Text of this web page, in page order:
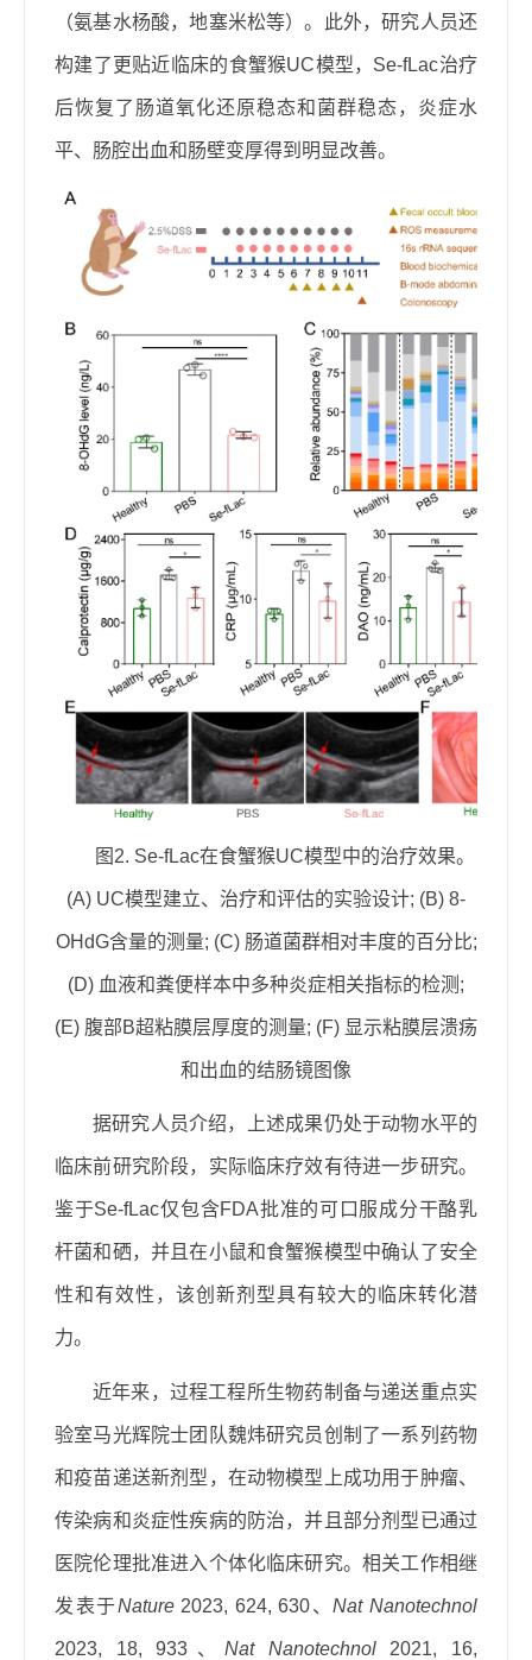
（氨基水杨酸，地塞米松等）。此外，研究人员还
构建了更贴近临床的食蟹猴UC模型， Se-fLac治疗
后恢复了肠道氧化还原稳态和菌群稳态，炎症水
平、肠腔出血和肠壁变厚得到明显改善。
图 2. Se-fLac在食蟹猴UC模型中的治疗效果。
(A) UC模型建立、治疗和评估的实验设计; (B) 8-
OHdG含量的测量; (C) 肠道菌群相对丰度的百分比;
(D) 血液和粪便样本中多种炎症相关指标的检测 ;
(E) 腹部B超粘膜层厚度的测量; (F) 显示粘膜层溃疡
和出血的结肠镜图像
据研究人员介绍，上述成果仍处于动物水平的
临床前研究阶段，实际临床疗效有待进一步研究。
鉴于Se-fLac仅包含FDA批准的可口服成分干酪乳
杆菌和硒，并且在小鼠和食蟹猴模型中确认了安全
性和有效性，该创新剂型具有较大的临床转化潜
力。
近年来，过程工程所生物药制备与递送重点实
验室马光辉院士团队魏炜研究员创制了一系列药物
和疫苗递送新剂型，在动物模型上成功用于肿瘤、
传染病和炎症性疾病的防治，并且部分剂型已通过
医院伦理批准进入个体化临床研究。相关工作相继
发表于Nature2023, 624, 630、Nat Nanotechnol
2023, 18, 933 、Nat Nanotechnol2021, 16,